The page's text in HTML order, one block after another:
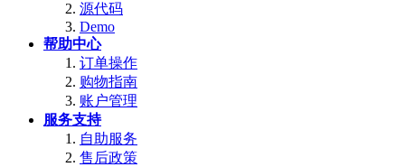
源代码
Demo
帮助中心
订单操作
购物指南
账户管理
服务支持
自助服务
售后政策